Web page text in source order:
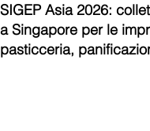
SIGEP Asia 2026:
a Singapore per le
pasticceria,